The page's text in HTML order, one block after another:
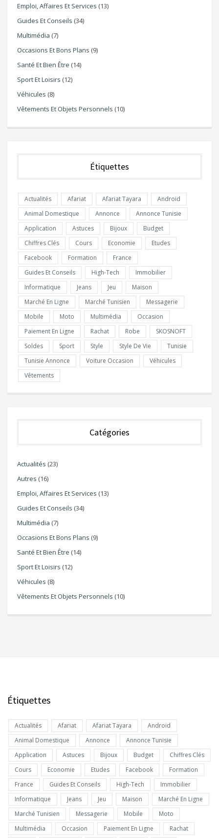
Emploi, Affaires Et Services (13)
Guides Et Conseils (34)
Multimédia (7)
Occasions Et Bons Plans (9)
Santé Et Bien Être (14)
Sport Et Loisirs (12)
Véhicules (8)
Vêtements Et Objets Personnels (10)
Étiquettes
Actualités Afariat Afariat Tayara
Android
Animal Domestique
Annonce
Annonce Tunisie
Application
Astuces Bijoux
Budget
Chiffres Clés
Cours Economie
Etudes
Facebook
Formation
France
Guides Et Conseils
High-Tech
Immobilier
Informatique
Jeans Jeu
Maison
Marché En Ligne
Marché Tunisien
Messagerie
Mobile
Moto Multimédia
Occasion
Paiement En Ligne
Rachat Robe
SKOSNOFT
Soldes
Sport Style Style De Vie
Tunisie
Tunisie Annonce
Voiture Occasion
Véhicules
Vêtements
Catégories
Actualités (23)
Autres (16)
Emploi, Affaires Et Services (13)
Guides Et Conseils (34)
Multimédia (7)
Occasions Et Bons Plans (9)
Santé Et Bien Être (14)
Sport Et Loisirs (12)
Véhicules (8)
Vêtements Et Objets Personnels (10)
Étiquettes
Actualités Afariat Afariat Tayara
Android
Animal Domestique
Annonce
Annonce Tunisie
Application
Astuces Bijoux Budget
Chiffres Clés
Cours
Economie Etudes Facebook
Formation
France
Guides Et Conseils High-Tech
Immobilier
Informatique
Jeans Jeu Maison
Marché En Ligne
Marché Tunisien
Messagerie Mobile
Moto
Multimédia
Occasion Paiement En Ligne
Rachat